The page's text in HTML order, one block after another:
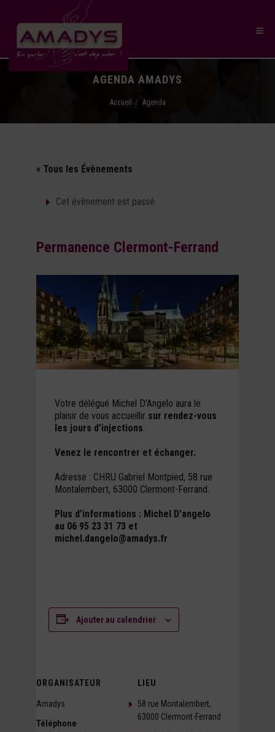
AGENDA AMADYS
Accueil Agenda
« Tous les Évènements
Cet évènement est passé.
Permanence Clermont-Ferrand
Votre délégué Michel D’Angelo aura le
plaisir de vous accueillir sur rendez-vous
les jours d’injections
Venez le rencontrer et échanger.
Adresse : CHRU Gabriel Montpied, 58 rue
Montalembert, 63000 Clermont-Ferrand.
Plus d’informations : Michel D’angelo
au 06 95 23 31 73 et
michel.dangelo@amadys.fr
Ajouter au calendrier
LIEU
58 rue Montalembert,
63000 Clermont-Ferrand
ORGANISATEUR
Amadys
Téléphone